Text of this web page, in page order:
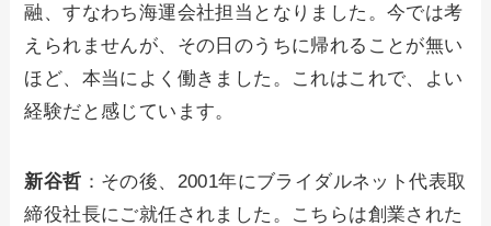
融、すなわち海運会社担当となりました。今では考
えられませんが、その日のうちに帰れることが無い
ほど、本当によく働きました。これはこれで、よい
経験だと感じています。
新谷哲 ：その後、2001年にブライダルネット代表取
締役社長にご就任されました。こちらは創業された